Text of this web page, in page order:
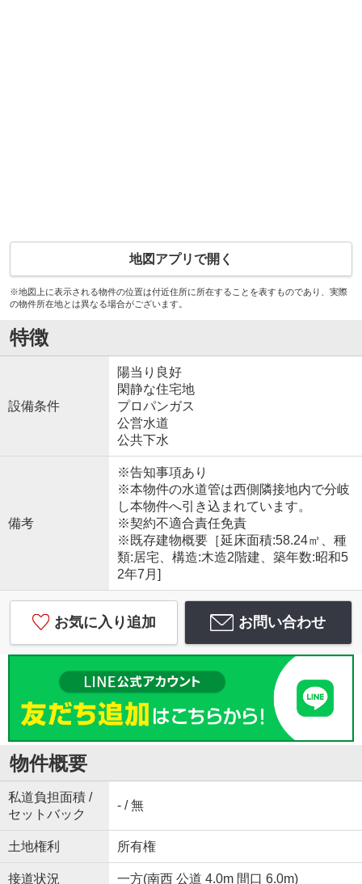
地図アプリで開く
※地図上に表示される物件の位置は付近住所に所在することを表すものであり、実際
の物件所在地とは異なる場合がございます。
特徴
設備条件
陽当り良好
閑静な住宅地
プロパンガス
公営水道
公共下水
備考
※告知事項あり
※本物件の水道管は西側隣接地内で分岐
し本物件へ引き込まれています。
※契約不適合責任免責
※既存建物概要［延床面積:58.24㎡、種
類:居宅、構造:木造2階建、築年数:昭和5
2年7月]
お気に入り追加 お問い合わせ
物件概要
私道負担面積 /
セットバック
- / 無
土地権利 所有権
接道状況 一方(南西 公道 4.0m 間口 6.0m)